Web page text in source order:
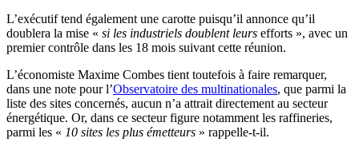
L’exécutif tend également une carotte puisqu’il annonce qu’il
doublera la mise « si les industriels doublent leurs efforts », avec un
premier contrôle dans les 18 mois suivant cette réunion.
L’économiste Maxime Combes tient toutefois à faire remarquer,
dans une note pour l’Observatoire des multinationales, que parmi la
liste des sites concernés, aucun n’a attrait directement au secteur
énergétique. Or, dans ce secteur figure notamment les raffineries,
parmi les « 10 sites les plus émetteurs » rappelle-t-il.